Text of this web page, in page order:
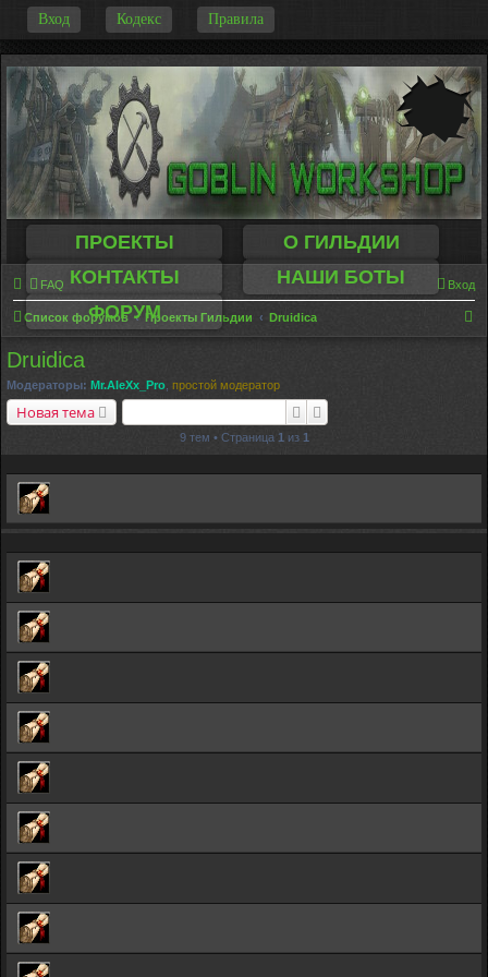
Вход Кодекс Правила
ПРОЕКТЫ
О ГИЛЬДИИ
КОНТАКТЫ
НАШИ БОТЫ
ФОРУМ
FAQ Вход
Список форумов Проекты Гильдии Druidica
Druidica
Модераторы: Mr.AleXx_Pro простой модератор
Новая тема Поиск
9 тем • Страница 1 из 1